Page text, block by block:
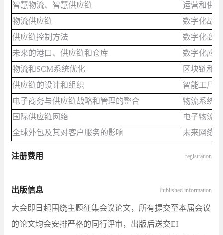
智慧物流、智慧供应链
运营和供
物流供应链
数字化战
供应链控制方法
数字化商
未来的港口、供应链和仓库
数字化应
物流和SCM系统优化
区块链和
供应链的设计和组织
智能工厂
电子商务与供应链战略和管理的整合
物流系统
国际供应链网络
电子物流
全球外包及其对客户服务的影响
未来网络
注册费用 registration
出版信息 Published information
大会即日起围绕主题征集会议论文，所有提交至本届会议
的论文均会安排严格的同行评审，出版后送交EI